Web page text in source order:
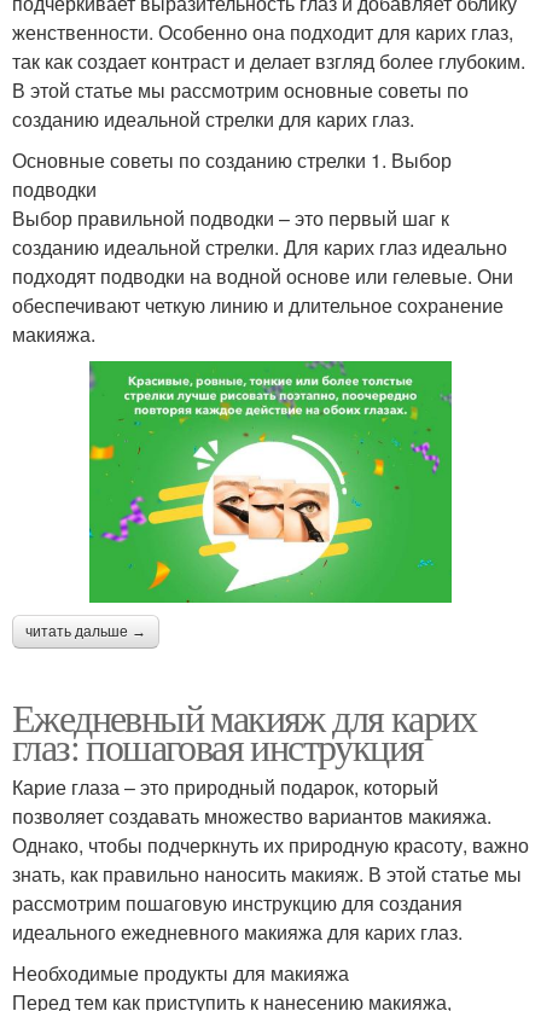
женственности. Особенно она подходит для карих глаз,
так как создает контраст и делает взгляд более глубоким.
В этой статье мы рассмотрим основные советы по
созданию идеальной стрелки для карих глаз.
Основные советы по созданию стрелки 1. Выбор
подводки
Выбор правильной подводки – это первый шаг к
созданию идеальной стрелки. Для карих глаз идеально
подходят подводки на водной основе или гелевые. Они
обеспечивают четкую линию и длительное сохранение
макияжа.
читать дальше →
Ежедневный макияж для карих
глаз: пошаговая инструкция
Карие глаза – это природный подарок, который
позволяет создавать множество вариантов макияжа.
Однако, чтобы подчеркнуть их природную красоту, важно
знать, как правильно наносить макияж. В этой статье мы
рассмотрим пошаговую инструкцию для создания
идеального ежедневного макияжа для карих глаз.
Необходимые продукты для макияжа
Перед тем как приступить к нанесению макияжа,